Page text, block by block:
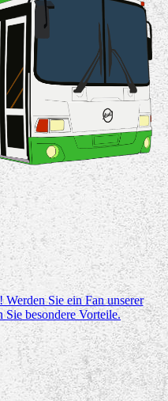
Sie ein Fan unserer
Sie besondere Vorteile.